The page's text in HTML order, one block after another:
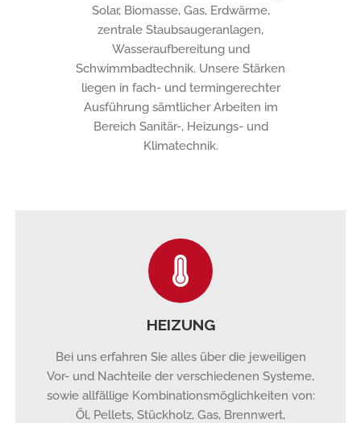
Solar, Biomasse, Gas, Erdwärme,
zentrale Staubsaugeranlagen,
Wasseraufbereitung und
Schwimmbadtechnik. Unsere Stärken
liegen in fach- und termingerechter
Ausführung sämtlicher Arbeiten im
Bereich Sanitär-, Heizungs- und
Klimatechnik.
HEIZUNG
Bei uns erfahren Sie alles über die jeweiligen
Vor- und Nachteile der verschiedenen Systeme,
sowie allfällige Kombinationsmöglichkeiten von:
Öl, Pellets, Stückholz, Gas, Brennwert,